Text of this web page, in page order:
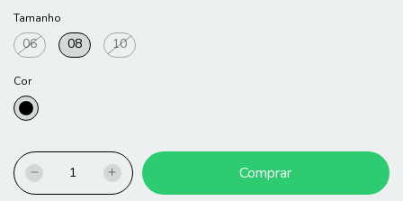
Tamanho
06 08 10
Cor